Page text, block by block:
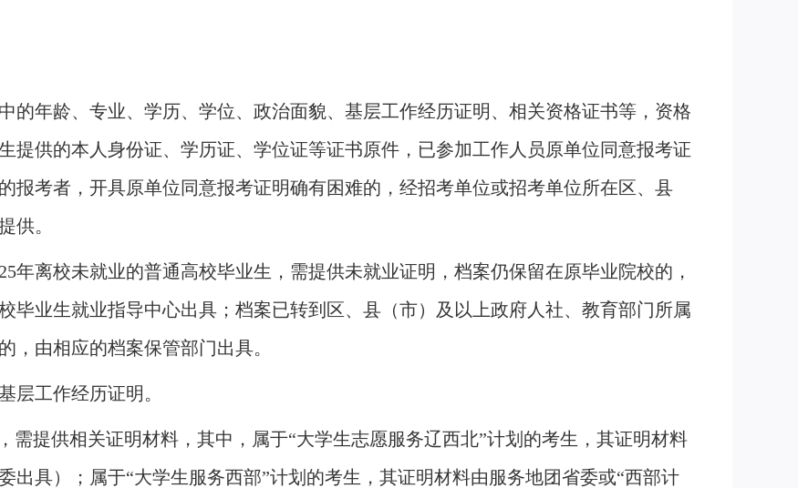
的年龄、专业、学历、学位、政治面貌、基层工作经历证明、相关资格证书等，资格
提供的本人身份证、学历证、学位证等证书原件，已参加工作人员原单位同意报考证
报考者，开具原单位同意报考证明确有困难的，经招考单位或招考单位所在区、县
供。
年离校未就业的普通高校毕业生，需提供未就业证明，档案仍保留在原毕业院校的，
毕业生就业指导中心出具；档案已转到区、县（市）及以上政府人社、教育部门所属
，由相应的档案保管部门出具。
层工作经历证明。
需提供相关证明材料，其中，属于“大学生志愿服务辽西北”计划的考生，其证明材料
出具）；属于“大学生服务西部”计划的考生，其证明材料由服务地团省委或“西部计